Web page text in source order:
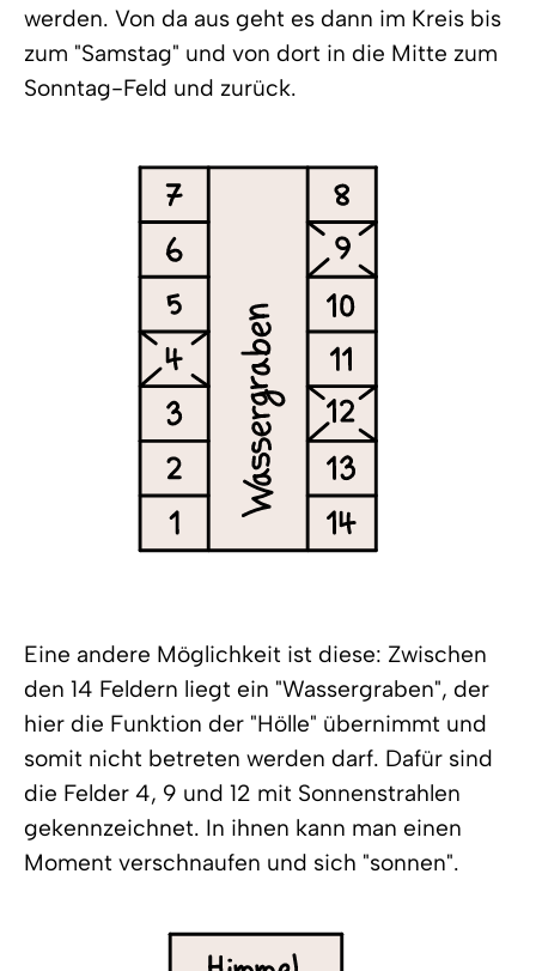
werden. Von da aus geht es dann im Kreis bis
zum "Samstag" und von dort in die Mitte zum
Sonntag-Feld und zurück.
Eine andere Möglichkeit ist diese: Zwischen
den 14 Feldern liegt ein "Wassergraben", der
hier die Funktion der "Hölle" übernimmt und
somit nicht betreten werden darf. Dafür sind
die Felder 4, 9 und 12 mit Sonnenstrahlen
gekennzeichnet. In ihnen kann man einen
Moment verschnaufen und sich "sonnen".